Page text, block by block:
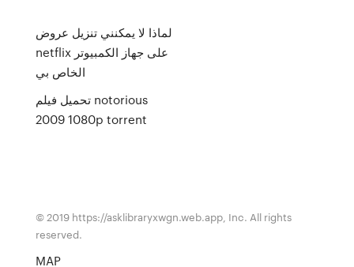
لماذا لا يمكنني تنزيل عروض
netflix على جهاز الكمبيوتر
الخاص بي
تحميل فيلم notorious
2009 1080p torrent
© 2019 https://asklibraryxwgn.web.app, Inc. All rights
reserved.
MAP